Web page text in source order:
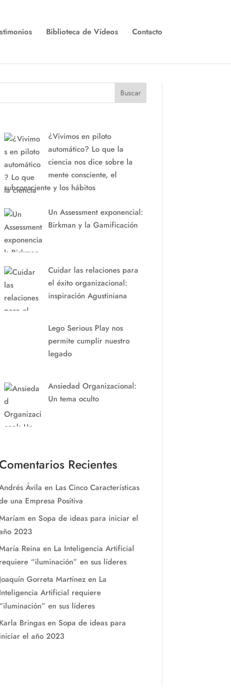
Biblioteca de Vídeos Contacto
Buscar
¿Vivimos en piloto
automático? Lo que la
ciencia nos dice sobre la
mente consciente, el
subconsciente y los hábitos
Un Assessment exponencial:
Birkman y la Gamificación
Cuidar las relaciones para
el éxito organizacional:
inspiración Agustiniana
Lego Serious Play nos
permite cumplir nuestro
legado
Ansiedad Organizacional:
Un tema oculto
Comentarios Recientes
Ávila en Las Cinco Características
una Empresa Positiva
en Sopa de ideas para iniciar el
2023
Reina en La Inteligencia Artificial
requiere “iluminación” en sus líderes
Joaquín Gorreta Martínezen La
Inteligencia Artificial requiere
“iluminación” en sus líderes
Karla Bringasen Sopa de ideas para
iniciar el año 2023